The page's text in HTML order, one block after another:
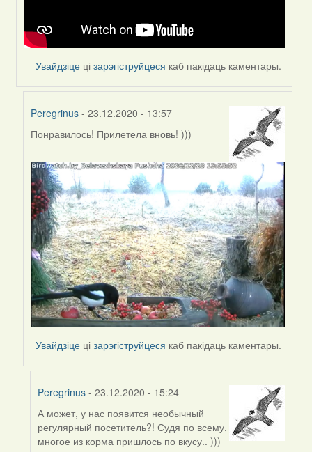
Увайдзіце цізарэгіструйцеся каб пакідаць каментары.
Peregrinus - 23.12.2020 - 13:57
In
to
by
Feather
Понравилось! Прилетела вновь! )))
Увайдзіце цізарэгіструйцеся каб пакідаць каментары.
Peregrinus- 23.12.2020 - 15:24
In
reply
to
А может, у нас появится необычный
регулярный посетитель?! Судя по всему,
многое из корма пришлось по вкусу.. )))